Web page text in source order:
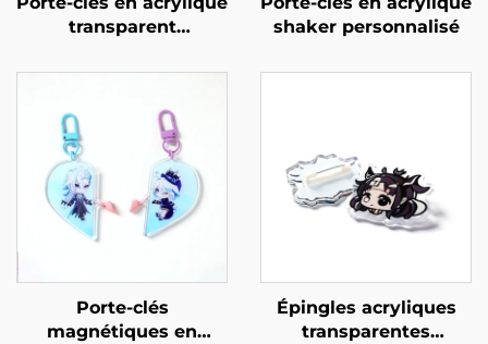
transparent
shaker personnalisé
Porte-clés
magnétiques en
Épingles acryliques
transparentes